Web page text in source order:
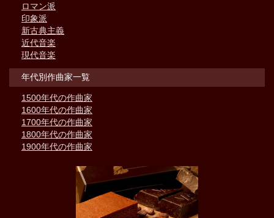
ロマン派
印象派
新古典主義
近代音楽
現代音楽
年代別作曲家一覧
1500年代の作曲家
1600年代の作曲家
1700年代の作曲家
1800年代の作曲家
1900年代の作曲家